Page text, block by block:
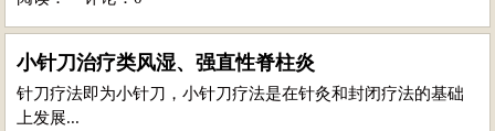
小针刀治疗类风湿、强直性脊柱炎
针刀疗法即为小针刀，小针刀疗法是在针灸和封闭疗法的基础
上发展...